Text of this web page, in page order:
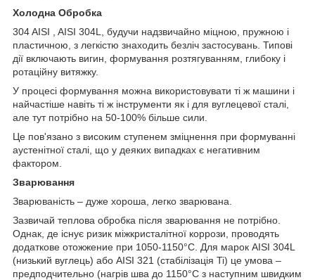
Холодна Обробка
304 AISI , AISI 304L, будучи надзвичайно міцною, пружною і
пластичною, з легкістю знаходить безліч застосувань. Типові
дії включають вигин, формування розтягуванням, глибоку і
ротаційну витяжку.
У процесі формування можна використовувати ті ж машини і
найчастіше навіть ті ж інструменти як і для вуглецевої сталі,
але тут потрібно на 50-100% більше сили.
Це пов'язано з високим ступенем зміцнення при формуванні
аустенітної сталі, що у деяких випадках є негативним
фактором.
Зварювання
Зварюваність – дуже хороша, легко зварювана.
Зазвичай теплова обробка після зварювання не потрібно.
Однак, де існує ризик міжкристалітної коррози, проводять
додаткове отожжение при 1050-1150°С. Для марок AISI 304L
(низький вуглець) або AISI 321 (стабілізація Ti) це умова –
предподчительно (нагрів шва до 1150°С з наступним швидким